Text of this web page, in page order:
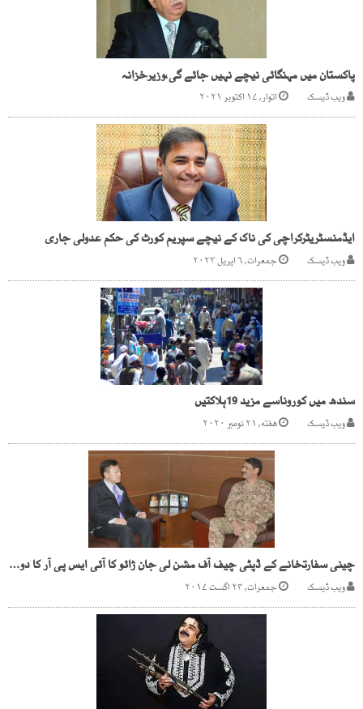
پاکستان میں مہنگائی نیچے نہیں جائے گی،وزیرخزانہ
ویب ڈیسک اتوار, ۱۷ اکتوبر ۲۰۲۱
ایڈمنسٹریٹرکراچی کی ناک کے نیچے سپریم کورٹ کی حکم عدولی جاری
ویب ڈیسک جمعرات, ۶ اپریل ۲۰۲۳
سندھ میں کوروناسے مزید 19ہلاکتیں
ویب ڈیسک هفته, ۲۱ نومبر ۲۰۲۰
چینی سفارتخانے کے ڈپٹی چیف آف مشن لی جان ژائو کا آئی ایس پی آر کا دورہ ٗ میجر جنرل آصف غفور سے تبادلہ خیال
ویب ڈیسک جمعرات, ۲۴ اگست ۲۰۱۷